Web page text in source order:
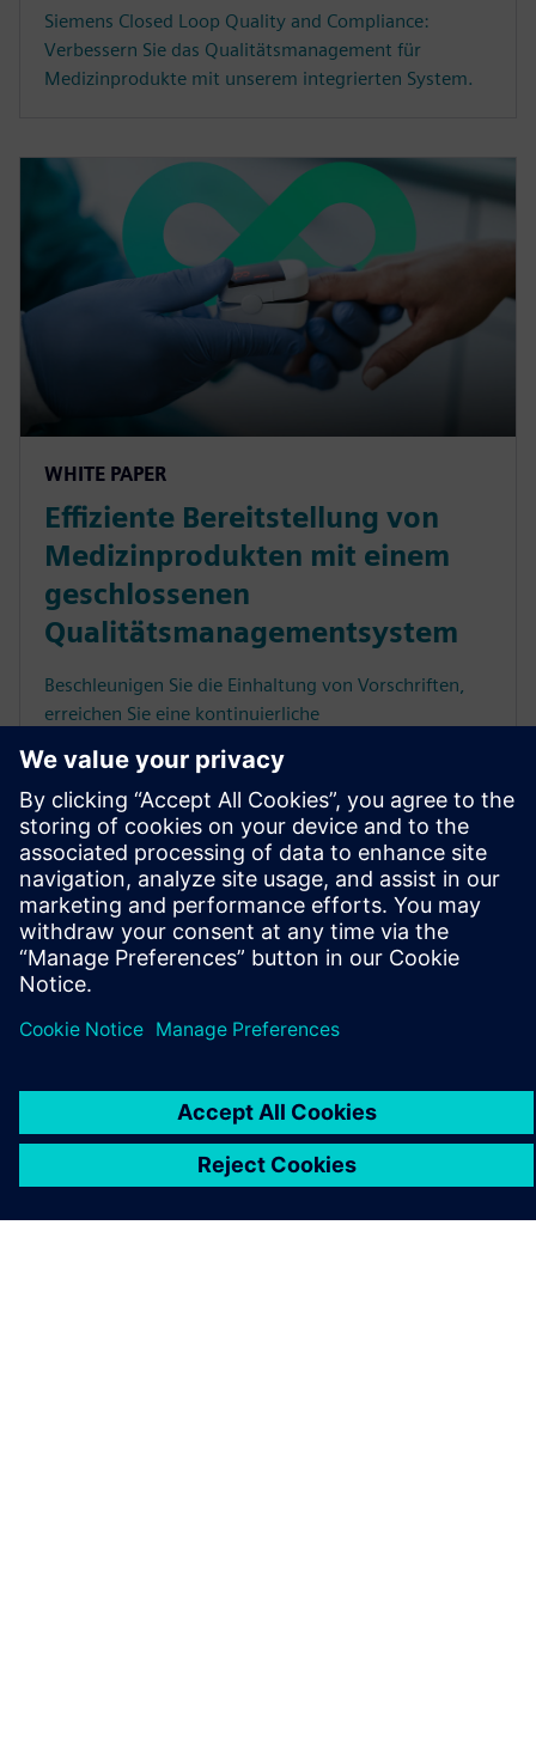
Siemens Closed Loop Quality and Compliance:
Verbessern Sie das Qualitätsmanagement für
Medizinprodukte mit unserem integrierten System.
WHITE PAPER
Effiziente Bereitstellung von
Medizinprodukten mit einem
geschlossenen
Qualitätsmanagementsystem
Beschleunigen Sie die Einhaltung von Vorschriften,
erreichen Sie eine kontinuierliche
Loop Quality and Compliance rentable Ergebnisse auf
dem Markt für Medizinprodukte.